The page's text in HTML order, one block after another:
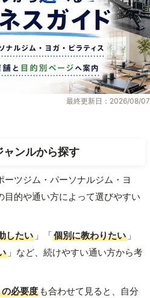
最終更新日：2026/08/07
ャンルから探す
ツジム・パーソナルジム・ヨ
目的や通い方によって選びやすい
したい 」「個別に教わりたい 」
」など、続けやすい通い方から考
必要度 も合わせて見ると、自分